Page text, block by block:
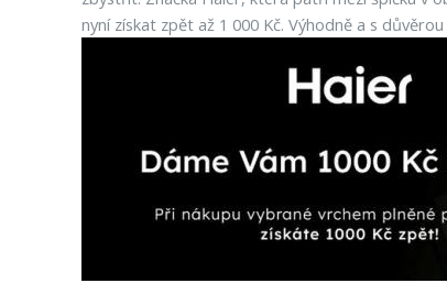
nyní získat zpět až 1 000 Kč. Výhodně a s